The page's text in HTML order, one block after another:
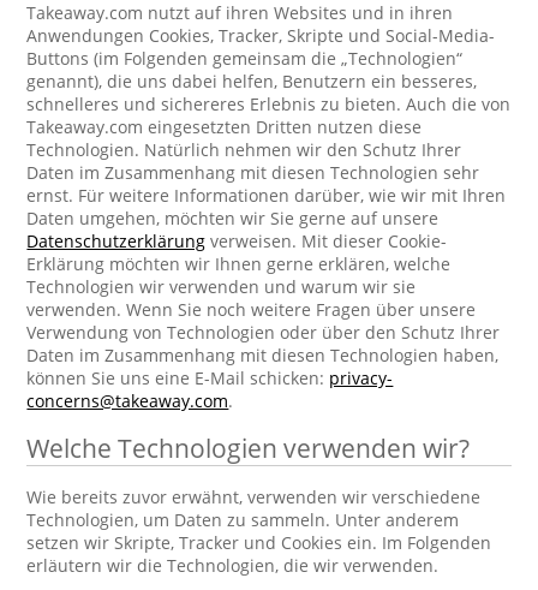
Takeaway.com nutzt auf ihren Websites und in ihren
Anwendungen Cookies, Tracker, Skripte und Social-Media-
Buttons (im Folgenden gemeinsam die „Technologien“
genannt), die uns dabei helfen, Benutzern ein besseres,
schnelleres und sichereres Erlebnis zu bieten. Auch die von
Takeaway.com eingesetzten Dritten nutzen diese
Technologien. Natürlich nehmen wir den Schutz Ihrer
Daten im Zusammenhang mit diesen Technologien sehr
ernst. Für weitere Informationen darüber, wie wir mit Ihren
Daten umgehen, möchten wir Sie gerne auf unsere
Datenschutzerklärung verweisen. Mit dieser Cookie-
Erklärung möchten wir Ihnen gerne erklären, welche
Technologien wir verwenden und warum wir sie
verwenden. Wenn Sie noch weitere Fragen über unsere
Verwendung von Technologien oder über den Schutz Ihrer
Daten im Zusammenhang mit diesen Technologien haben,
können Sie uns eine E-Mail schicken: privacy-
concerns@takeaway.com.
Welche Technologien verwenden wir?
Wie bereits zuvor erwähnt, verwenden wir verschiedene
Technologien, um Daten zu sammeln. Unter anderem
setzen wir Skripte, Tracker und Cookies ein. Im Folgenden
erläutern wir die Technologien, die wir verwenden.